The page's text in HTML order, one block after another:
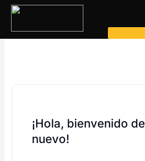
contenido
¡Hola, bienvenido de
nuevo!